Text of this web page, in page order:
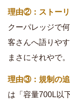
理由②：ストーリ
クーパレッジで
客さんへ語りや
まさにそれやで。
理由③：規制の追
は「容量700L以